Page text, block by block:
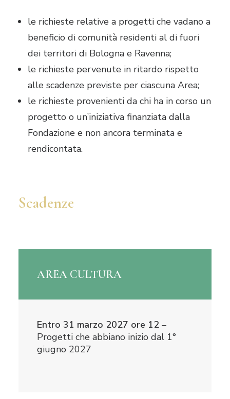
le richieste relative a progetti che vadano a
beneficio di comunità residenti al di fuori
dei territori di Bologna e Ravenna;
le richieste pervenute in ritardo rispetto
alle scadenze previste per ciascuna Area;
le richieste provenienti da chi ha in corso un
progetto o un’iniziativa finanziata dalla
Fondazione e non ancora terminata e
rendicontata.
Scadenze
AREA CULTURA
Entro 31 marzo 2027 ore 12 –
Progetti che abbiano inizio dal 1°
giugno 2027